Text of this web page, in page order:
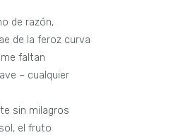
de razón,
de la feroz curva
faltan
– cualquier
sin milagros
el fruto